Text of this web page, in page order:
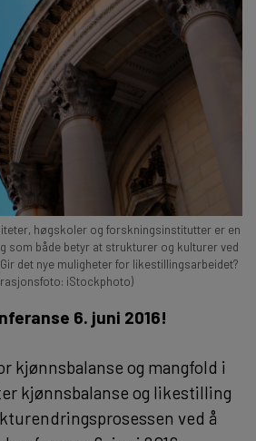
høgskoler og forskningsinstitutter er en
som både betyr at strukturer og kulturer ved
det nye muligheter for likestillingsarbeidet?
iStockphoto)
6. juni 2016!
kjønnsbalanse og mangfold i
kjønnsbalanse og likestilling
ved å